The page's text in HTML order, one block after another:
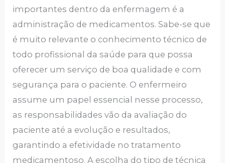
importantes dentro da enfermagem é a
administração de medicamentos. Sabe-se que
é muito relevante o conhecimento técnico de
todo profissional da saúde para que possa
oferecer um serviço de boa qualidade e com
segurança para o paciente. O enfermeiro
assume um papel essencial nesse processo,
as responsabilidades vão da avaliação do
paciente até a evolução e resultados,
garantindo a efetividade no tratamento
medicamentoso. A escolha do tipo de técnica